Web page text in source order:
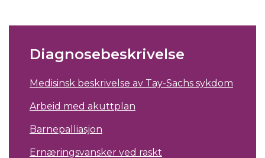
Diagnosebeskrivelse
Medisinsk beskrivelse av Tay-Sachs sykdom
Arbeid med akuttplan
Barnepalliasjon
Ernæringsvansker ved raskt